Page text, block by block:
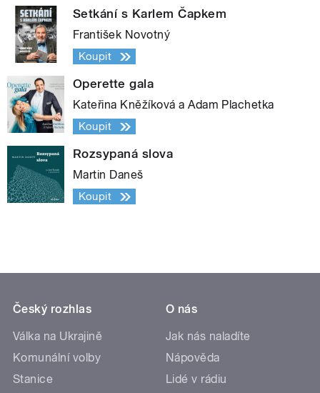
Setkání s Karlem Čapkem
František Novotný
Koupit
Operette gala
Kateřina Kněžíková a Adam Plachetka
Koupit
Rozsypaná slova
Martin Daneš
Koupit
Český rozhlas
Válka na Ukrajině
Komunální volby
Stanice
O nás
Jak nás naladíte
Nápověda
Lidé v rádiu